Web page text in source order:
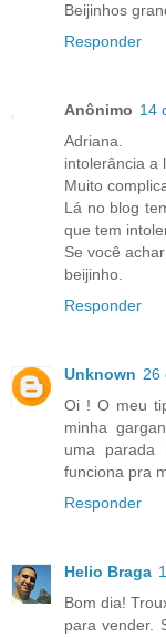
Beijinhos
Responder
Anônimo 14
Adriana.
intolerância a
Muito
Lá no blog
que tem
Se você
beijinho.
Responder
Unknown 26
Oi ! O meu
minha
uma parada
funciona pra
Responder
Helio Braga
Bom dia!
para vender.